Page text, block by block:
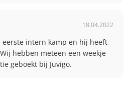
18.04.2022
eerste intern kamp en hij heeft
hebben meteen een weekje
geboekt bij Juvigo.